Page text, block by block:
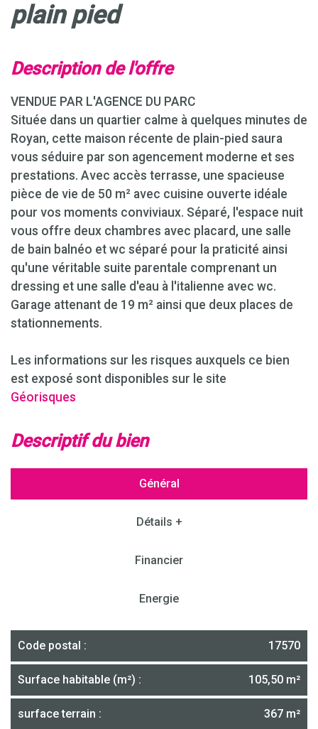
plain pied
description de l'offre
VENDUE PAR L'AGENCE DU PARC
Située dans un quartier calme à quelques minutes de
Royan, cette maison récente de plain-pied saura
vous séduire par son agencement moderne et ses
prestations. Avec accès terrasse, une spacieuse
pièce de vie de 50 m² avec cuisine ouverte idéale
pour vos moments conviviaux. Séparé, l'espace nuit
vous offre deux chambres avec placard, une salle
de bain balnéo et wc séparé pour la praticité ainsi
qu'une véritable suite parentale comprenant un
dressing et une salle d'eau à l'italienne avec wc.
Garage attenant de 19 m² ainsi que deux places de
stationnements.
Les informations sur les risques auxquels ce bien
est exposé sont disponibles sur le site
Géorisques
descriptif du bien
Général
Détails +
Financier
Energie
Code postal : 17570
Surface habitable (m²) : 105,50 m²
surface terrain : 367 m²